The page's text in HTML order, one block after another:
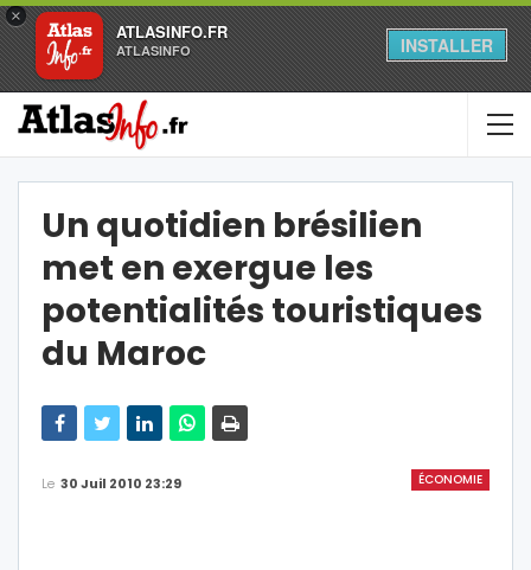
×
ATLASINFO.FR
ATLASINFO INSTALLER
Un quotidien brésilien
met en exergue les
potentialités touristiques
du Maroc
ÉCONOMIE
Le 30 Juil 2010 23:29